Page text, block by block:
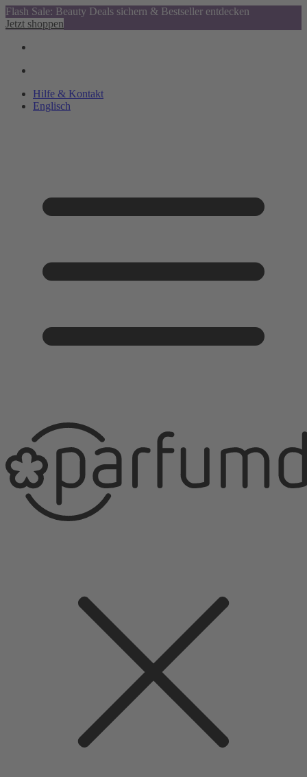
Flash Sale: Beauty Deals sichern & Bestseller entdecken
Jetzt shoppen
Hilfe & Kontakt
Englisch